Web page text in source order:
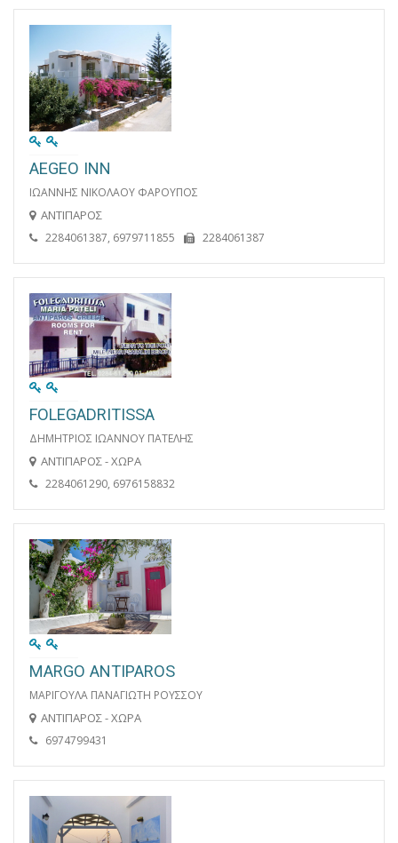
AEGEO INN
ΙΩΑΝΝΗΣ ΝΙΚΟΛΑΟΥ ΦΑΡΟΥΠΟΣ
ΑΝΤΙΠΑΡΟΣ
2284061387, 6979711855 2284061387
FOLEGADRITISSA
ΔΗΜΗΤΡΙΟΣ ΙΩΑΝΝΟΥ ΠΑΤΕΛΗΣ
ΑΝΤΙΠΑΡΟΣ - ΧΩΡΑ
2284061290, 6976158832
MARGO ANTIPAROS
ΜΑΡΙΓΟΥΛΑ ΠΑΝΑΓΙΩΤΗ ΡΟΥΣΣΟΥ
ΑΝΤΙΠΑΡΟΣ - ΧΩΡΑ
6974799431